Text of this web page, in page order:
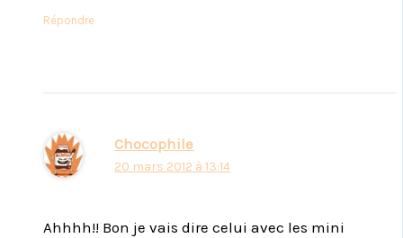
Répondre
Chocophile
20 mars 2012 à 13:14
Ahhhh!! Bon je vais dire celui avec les mini